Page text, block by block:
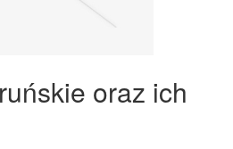
oraz ich